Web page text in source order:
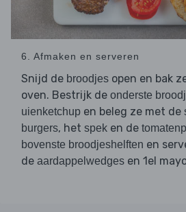
6. Afmaken en serveren
Snijd de broodjes open en bak
oven. Bestrijk de onderste
uienketchup en beleg ze met de
burgers, het spek en de
bovenste broodjeshelften en
de aardappelwedges en 1el